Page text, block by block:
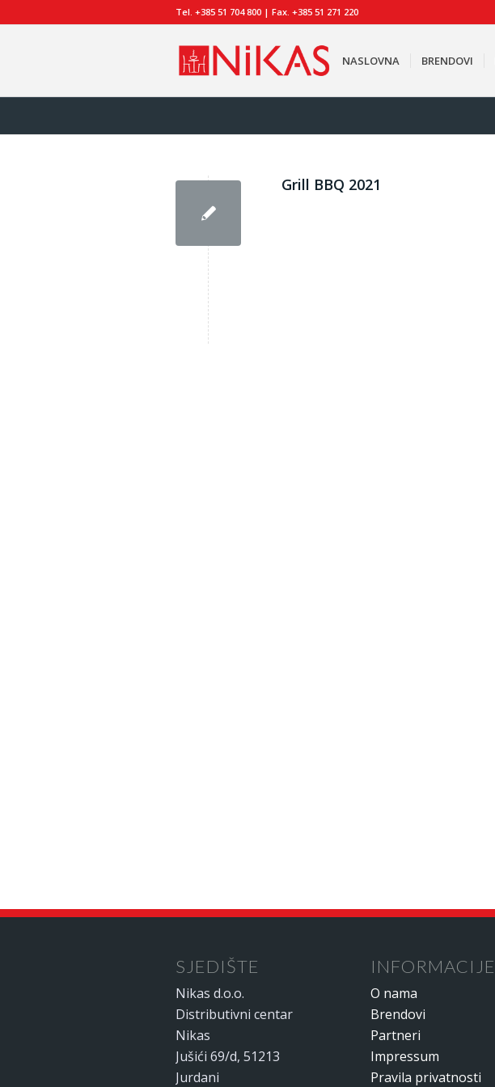
Tel. +385 51 704 800 | Fax. +385 51 271 220
NASLOVNA BRENDOVI
Grill BBQ 2021
SJEDIŠTE
Nikas d.o.o.
Distributivni centar
Nikas
Jušići 69/d, 51213
Jurdani
INFORMACIJE
O nama
Brendovi
Partneri
Impressum
Pravila privatnosti